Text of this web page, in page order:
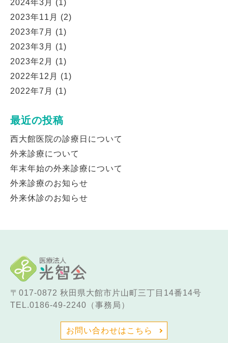
2024年3月
(1)
2023年11月
(2)
2023年7月
(1)
2023年3月
(1)
2023年2月
(1)
2022年12月
(1)
2022年7月
(1)
最近の投稿
西大館医院の診療日について
外来診療について
年末年始の外来診療について
外来診療のお知らせ
外来休診のお知らせ
〒017-0872 秋田県大館市片山町三丁目14番14号
TEL.0186-49-2240（事務局）
お問い合わせはこちら